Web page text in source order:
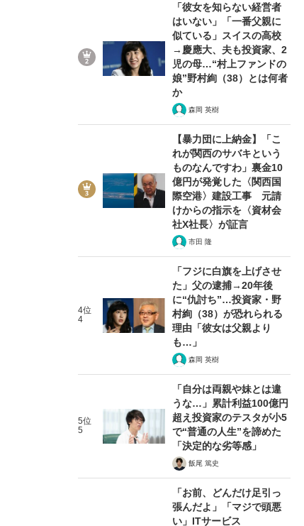
「彼女を知らない経営者
はいない」「一番父親に
似ている」スイスの高校
→慶應大、夫も投資家、2
児の母…“村上ファンドの
娘”野村絢（38）とは何者
か
森岡 英樹
【暴力団に上納金】「こ
れが関西のサバキという
ものなんですわ」裏金10
億円が発覚した〈関西国
際空港〉建設工事 元請
けからの指示を〈資材会
社X社長〉が証言
市田 隆
4位
4
「フジに白旗を上げさせ
た」父の逮捕→20年後
に“仇討ち”…投資家・野
村絢（38）が恐れられる
理由「彼女は父親より
も…」
森岡 英樹
5位
5
「自分は両親や妹とは違
うな…」累計利益100億円
超え投資家のテスタが小5
で“普通の人生”を諦めた
「決定的な劣等感」
飯尾 篤史
「お前、どんだけ足引っ
張んだよ」「マジで頭悪
い」ITサービス